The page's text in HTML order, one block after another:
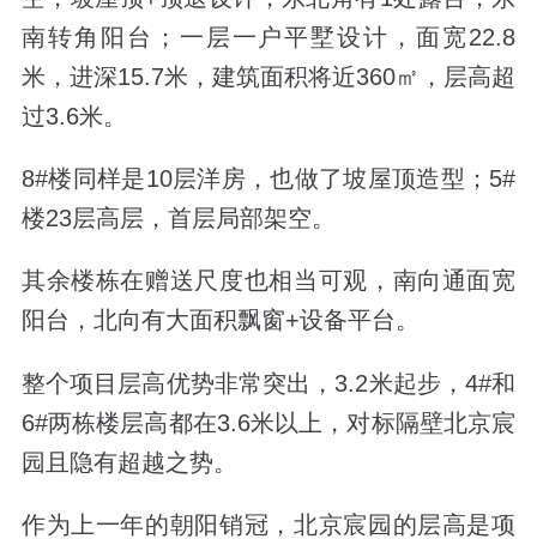
南转角阳台；一层一户平墅设计，面宽22.8
米，进深15.7米，建筑面积将近360㎡，层高超
过3.6米。
8#楼同样是10层洋房，也做了坡屋顶造型；5#
楼23层高层，首层局部架空。
其余楼栋在赠送尺度也相当可观，南向通面宽
阳台，北向有大面积飘窗+设备平台。
整个项目层高优势非常突出，3.2米起步，4#和
6#两栋楼层高都在3.6米以上，对标隔壁北京宸
园且隐有超越之势。
作为上一年的朝阳销冠，北京宸园的层高是项